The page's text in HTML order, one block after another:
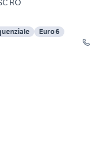
RO
Euro 6